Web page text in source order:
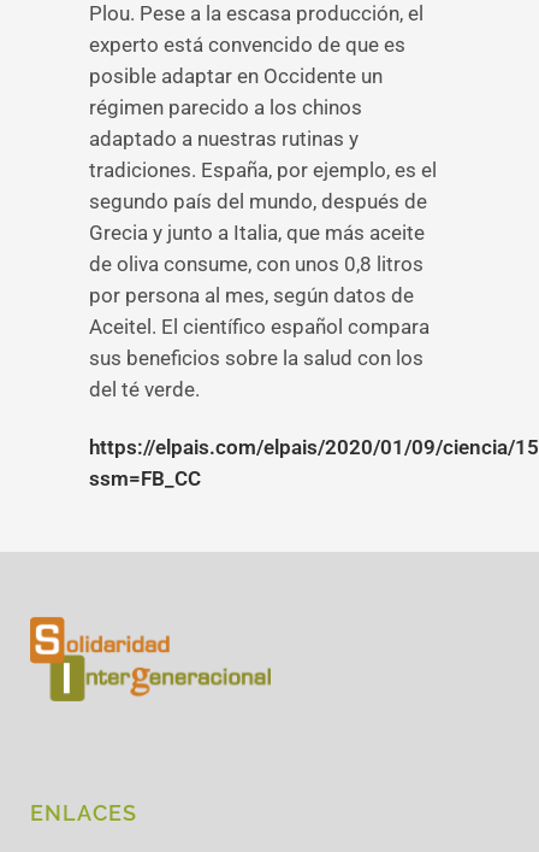
Plou. Pese a la escasa producción, el
experto está convencido de que es
posible adaptar en Occidente un
régimen parecido a los chinos
adaptado a nuestras rutinas y
tradiciones. España, por ejemplo, es el
segundo país del mundo, después de
Grecia y junto a Italia, que más aceite
de oliva consume, con unos 0,8 litros
por persona al mes, según datos de
Aceitel. El científico español compara
sus beneficios sobre la salud con los
del té verde.
https://elpais.com/elpais/2020/01/09/ciencia/
ssm=FB_CC
ENLACES